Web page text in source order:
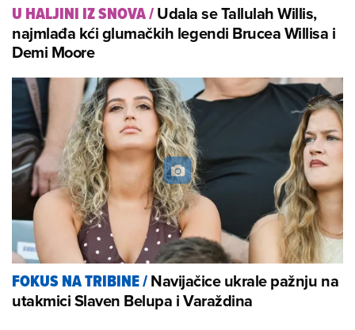
U HALJINI IZ SNOVA/Udala se Tallulah Willis,
najmlađa kći glumačkih legendi Brucea Willisa i
Demi Moore
FOKUS NA TRIBINE/Navijačice ukrale pažnju na
utakmici Slaven Belupa i Varaždina